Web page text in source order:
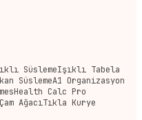
SüslemeIşıklı Tabela
SüslemeA1 Organizasyon
Health Calc Pro
AğacıTıkla Kurye